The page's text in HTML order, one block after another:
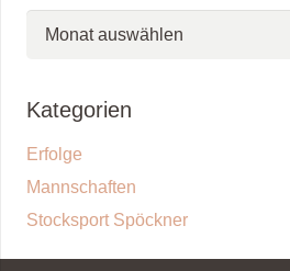
Kategorien
Erfolge
Mannschaften
Stocksport Spöckner